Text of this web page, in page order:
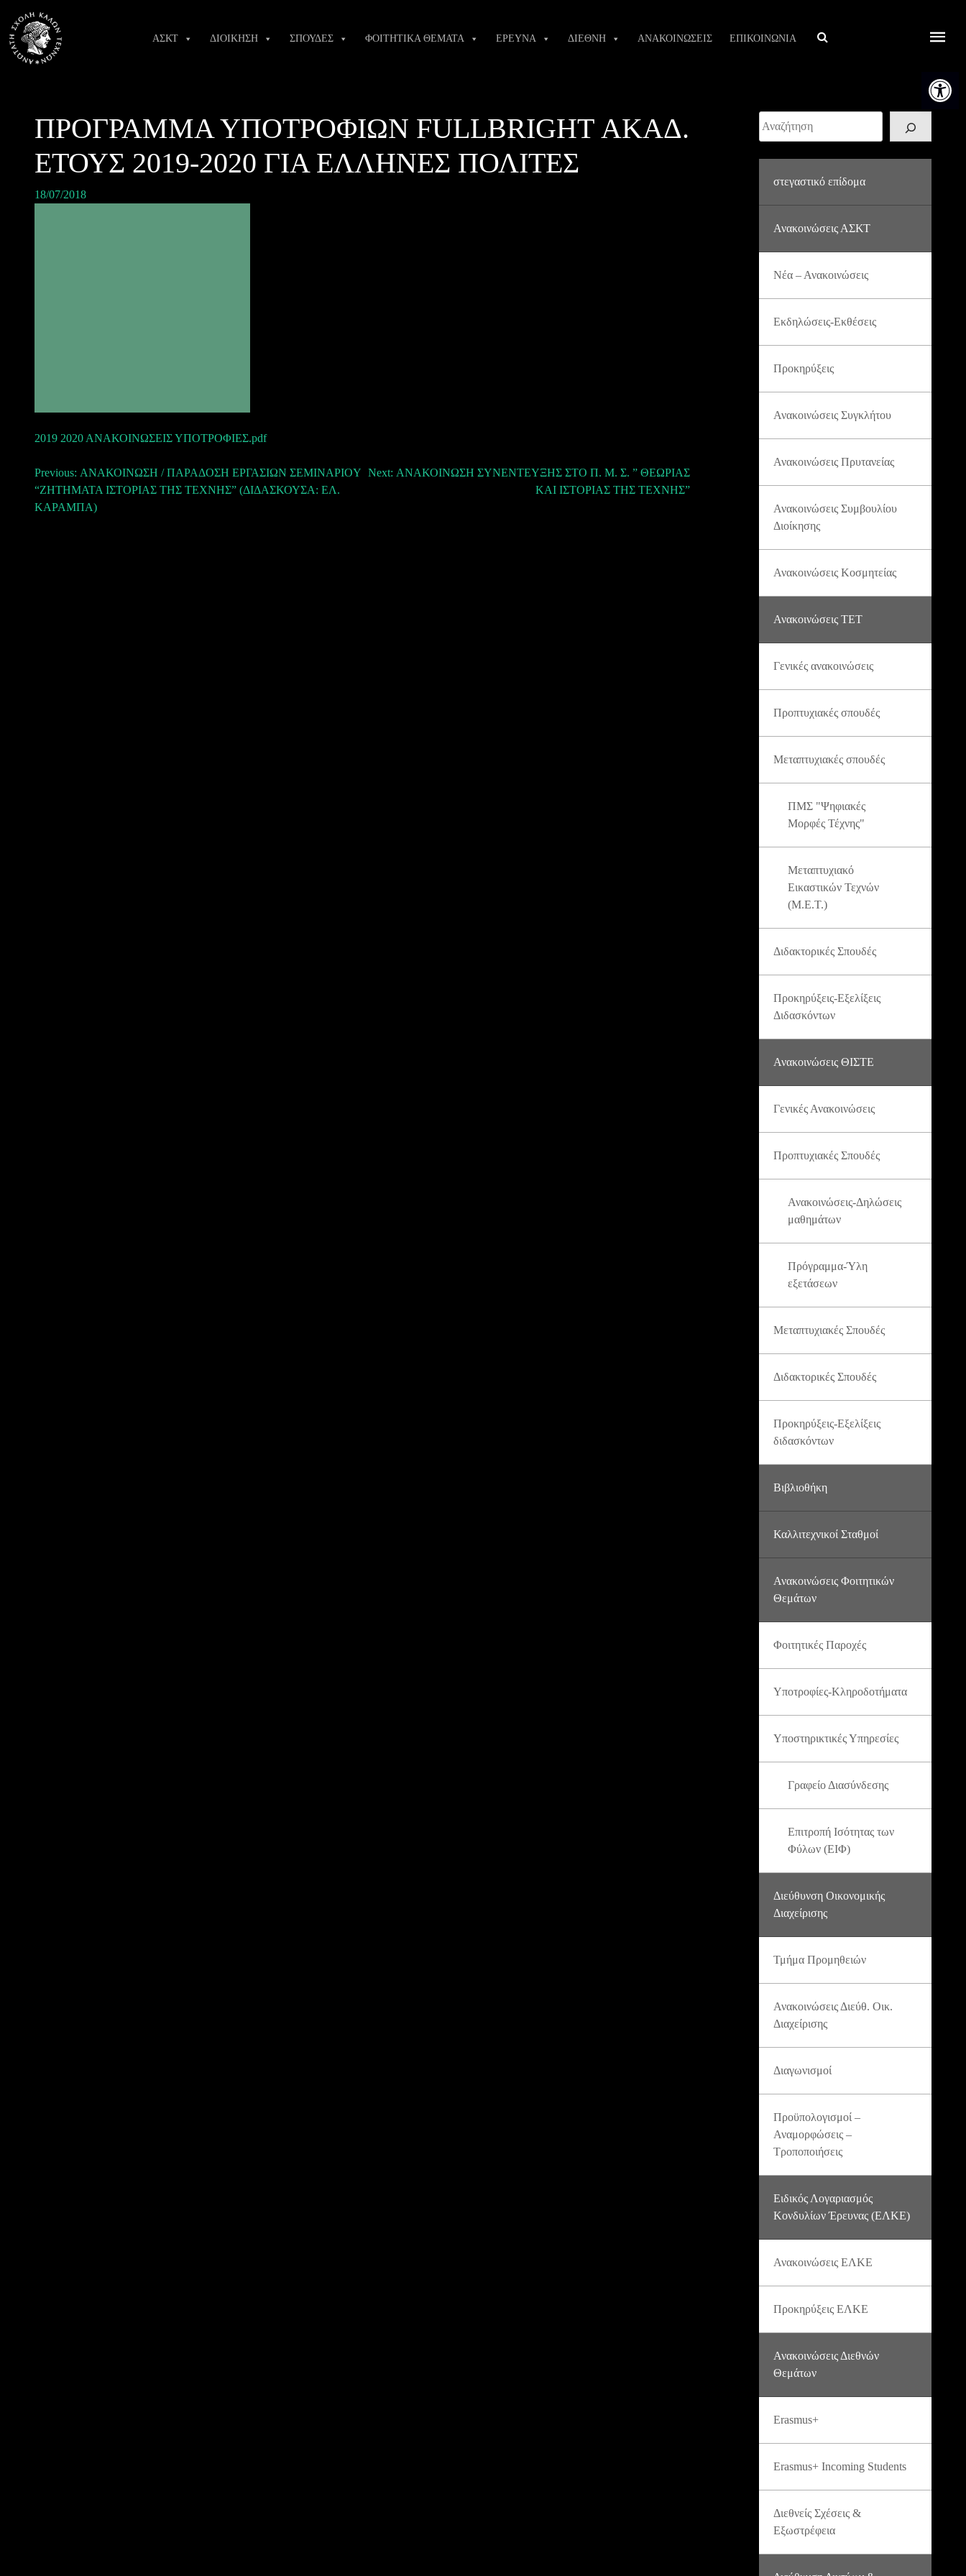
Ανοίξτε
content
ΑΣΚΤ ΔΙΟΙΚΗΣΗ ΣΠΟΥΔΕΣ ΦΟΙΤΗΤΙΚΑ ΘΕΜΑΤΑ ΕΡΕΥΝΑ ΔΙΕΘΝΗ ΑΝΑΚΟΙΝΩΣΕΙΣ ΕΠΙΚΟΙΝΩΝΙΑ Αναζήτηση
ΠΡΟΓΡΑΜΜΑ ΥΠΟΤΡΟΦΙΩΝ FULLBRIGHT ΑΚΑΔ.
ΕΤΟΥΣ 2019-2020 ΓΙΑ ΕΛΛΗΝΕΣ ΠΟΛΙΤΕΣ
18/07/2018
2019 2020 ΑΝΑΚΟΙΝΩΣΕΙΣ ΥΠΟΤΡΟΦΙΕΣ.pdf
Πλοήγηση
άρθρων
Previous: ΑΝΑΚΟΙΝΩΣΗ / ΠΑΡΑΔΟΣΗ ΕΡΓΑΣΙΩΝ ΣΕΜΙΝΑΡΙΟY
“ΖΗΤΗΜΑΤΑ ΙΣΤΟΡΙΑΣ ΤΗΣ ΤΕΧΝΗΣ” (ΔΙΔΑΣΚΟΥΣΑ: ΕΛ.
ΚΑΡΑΜΠΑ)
Next: ΑΝΑΚΟΙΝΩΣΗ ΣΥΝΕΝΤΕΥΞΗΣ ΣΤΟ Π. Μ. Σ. ” ΘΕΩΡΙΑΣ
ΚΑΙ ΙΣΤΟΡΙΑΣ ΤΗΣ ΤΕΧΝΗΣ”
Αναζήτηση
στεγαστικό επίδομα
Ανακοινώσεις ΑΣΚΤ
Νέα – Ανακοινώσεις
Εκδηλώσεις-Εκθέσεις
Προκηρύξεις
Ανακοινώσεις Συγκλήτου
Ανακοινώσεις Πρυτανείας
Ανακοινώσεις Συμβουλίου
Διοίκησης
Ανακοινώσεις Κοσμητείας
Ανακοινώσεις ΤΕΤ
Γενικές ανακοινώσεις
Προπτυχιακές σπουδές
Μεταπτυχιακές σπουδές
ΠΜΣ "Ψηφιακές
Μορφές Τέχνης"
Μεταπτυχιακό
Εικαστικών Τεχνών
(Μ.Ε.Τ.)
Διδακτορικές Σπουδές
Προκηρύξεις-Εξελίξεις
Διδασκόντων
Ανακοινώσεις ΘΙΣΤΕ
Γενικές Ανακοινώσεις
Προπτυχιακές Σπουδές
Ανακοινώσεις-Δηλώσεις
μαθημάτων
Πρόγραμμα-Ύλη
εξετάσεων
Μεταπτυχιακές Σπουδές
Διδακτορικές Σπουδές
Προκηρύξεις-Εξελίξεις
διδασκόντων
Βιβλιοθήκη
Καλλιτεχνικοί Σταθμοί
Ανακοινώσεις Φοιτητικών
Θεμάτων
Φοιτητικές Παροχές
Υποτροφίες-Κληροδοτήματα
Υποστηρικτικές Υπηρεσίες
Γραφείο Διασύνδεσης
Επιτροπή Ισότητας των
Φύλων (ΕΙΦ)
Διεύθυνση Οικονομικής
Διαχείρισης
Τμήμα Προμηθειών
Ανακοινώσεις Διεύθ. Οικ.
Διαχείρισης
Διαγωνισμοί
Προϋπολογισμοί –
Αναμορφώσεις –
Τροποποιήσεις
Ειδικός Λογαριασμός
Κονδυλίων Έρευνας (ΕΛΚΕ)
Ανακοινώσεις ΕΛΚΕ
Προκηρύξεις ΕΛΚΕ
Ανακοινώσεις Διεθνών
Θεμάτων
Erasmus+
Erasmus+ Incoming Students
Διεθνείς Σχέσεις &
Εξωστρέφεια